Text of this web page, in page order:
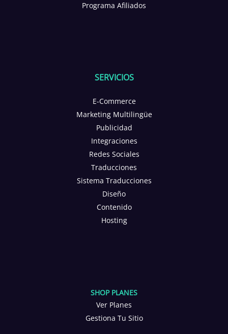
Programa Afiliados
SERVICIOS
E-Commerce
Marketing Multilingüe
Publicidad
Integraciones
Redes Sociales
Traducciones
Sistema Traducciones
Diseño
Contenido
Hosting
SHOP PLANES
Ver Planes
Gestiona Tu Sitio